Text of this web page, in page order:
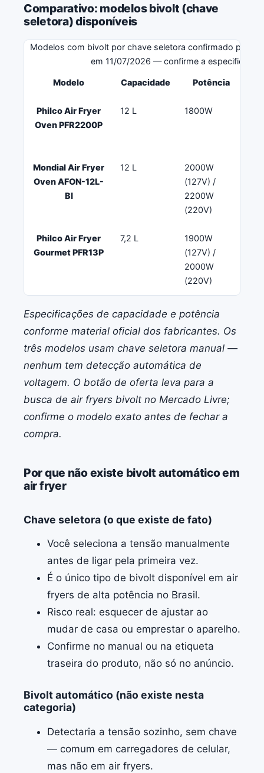
Comparativo: modelos bivolt (chave
seletora) disponíveis
Modelos com bivolt por chave seletora confirmado pelo
em 11/07/2026 — confirme a
Modelo Capacidade Potência
Philco Air Fryer
Oven PFR2200P
12 L 1800W
Mondial Air Fryer
Oven AFON-12L-
BI
12 L
2000W
(127V) /
2200W
(220V)
Philco Air Fryer
Gourmet PFR13P
7,2 L
1900W
(127V) /
2000W
(220V)
Especificações de capacidade e potência
conforme material oficial dos fabricantes. Os
três modelos usam chave seletora manual —
nenhum tem detecção automática de
voltagem. O botão de oferta leva para a
busca de air fryers bivolt no Mercado Livre;
confirme o modelo exato antes de fechar a
compra.
Por que não existe bivolt automático em
air fryer
Chave seletora (o que existe de fato)
Você seleciona a tensão manualmente
antes de ligar pela primeira vez.
É o único tipo de bivolt disponível em air
fryers de alta potência no Brasil.
Risco real: esquecer de ajustar ao
mudar de casa ou emprestar o aparelho.
Confirme no manual ou na etiqueta
traseira do produto, não só no anúncio.
Bivolt automático (não existe nesta
categoria)
Detectaria a tensão sozinho, sem chave
— comum em carregadores de celular,
mas não em air fryers.